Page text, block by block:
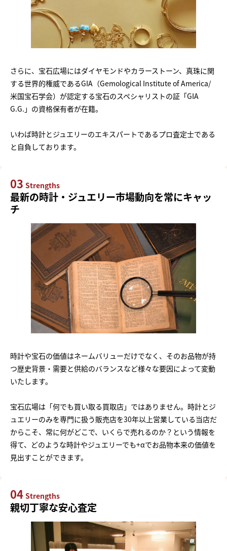
さらに、宝石広場にはダイヤモンドやカラーストーン、真珠に関
する世界的権威であるGIA（Gemological Institute of America/
米国宝石学会）が認定する宝石のスペシャリストの証「GIA
G.G.」の資格保有者が在籍。
いわば時計とジュエリーのエキスパートであるプロ査定士である
と自負しております。
03 Strengths
最新の時計・ジュエリー市場動向を常にキャッ
チ
時計や宝石の価値はネームバリューだけでなく、そのお品物が持
つ歴史背景・需要と供給のバランスなど様々な要因によって変動
いたします。
宝石広場は「何でも買い取る買取店」ではありません。時計とジ
ュエリーのみを専門に扱う販売店を30年以上営業している当店だ
からこそ、常に何がどこで、いくらで売れるのか？という情報を
得て、どのような時計やジュエリーでも+αでお品物本来の価値を
見出すことができます。
04 Strengths
親切丁寧な安心査定